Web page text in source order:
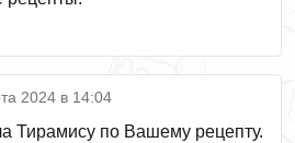
2024 в 14:04
Тирамису по Вашему рецепту.